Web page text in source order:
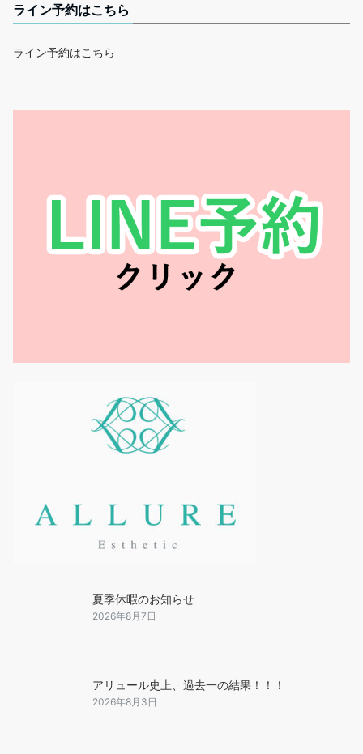
ライン予約はこちら
ライン予約はこちら
夏季休暇のお知らせ
2026年8月7日
アリュール史上、過去一の結果！！！
2026年8月3日